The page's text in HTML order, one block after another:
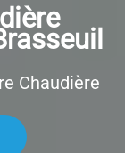
Chaudière